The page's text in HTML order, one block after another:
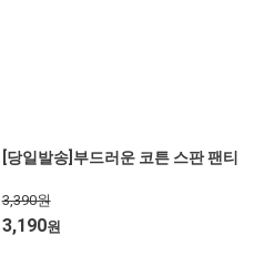
[당일발송]부드러운 코튼 스판 팬티
3,390원
3,190원